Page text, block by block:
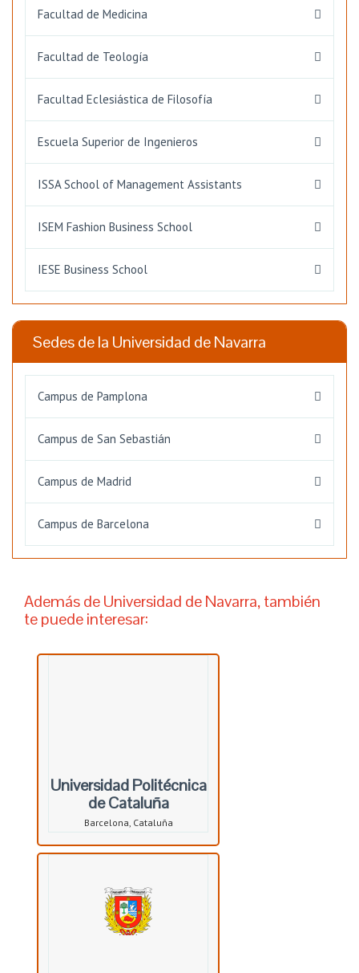
Facultad de Medicina
Facultad de Teología
Facultad Eclesiástica de Filosofía
Escuela Superior de Ingenieros
ISSA School of Management Assistants
ISEM Fashion Business School
IESE Business School
Sedes de la Universidad de Navarra
Campus de Pamplona
Campus de San Sebastián
Campus de Madrid
Campus de Barcelona
Además de Universidad de Navarra, también
te puede interesar:
Universidad Politécnica
de Cataluña
Barcelona, Cataluña